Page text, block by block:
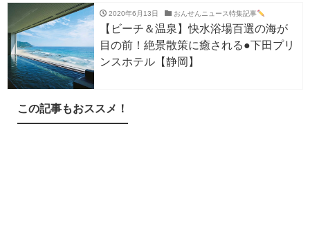
2020年6月13日 おんせんニュース特集記事
【ビーチ＆温泉】快水浴場百選の海が
目の前！絶景散策に癒される●下田プリ
ンスホテル【静岡】
この記事もおススメ！